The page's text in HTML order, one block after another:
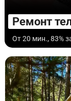
Ремонт
От 20 мин., 83%